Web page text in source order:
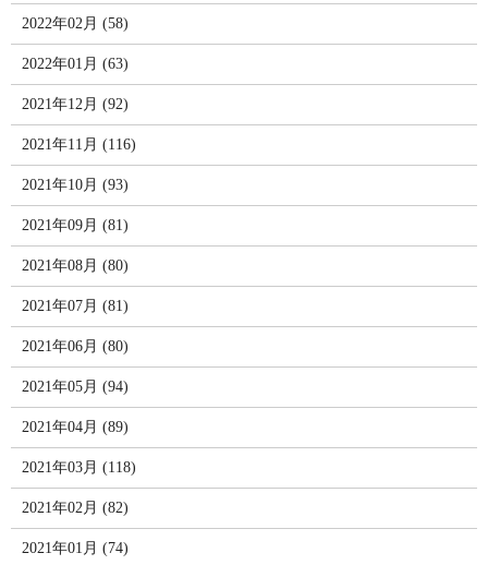
2022年02月 (58)
2022年01月 (63)
2021年12月 (92)
2021年11月 (116)
2021年10月 (93)
2021年09月 (81)
2021年08月 (80)
2021年07月 (81)
2021年06月 (80)
2021年05月 (94)
2021年04月 (89)
2021年03月 (118)
2021年02月 (82)
2021年01月 (74)